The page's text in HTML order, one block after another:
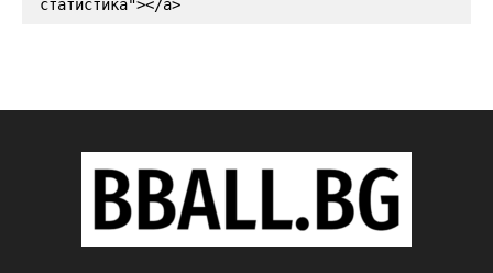
статистика"></a>